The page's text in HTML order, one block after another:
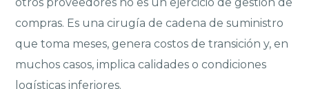
compras. Es una cirugía de cadena de suministro
que toma meses, genera costos de transición y, en
muchos casos, implica calidades o condiciones
logísticas inferiores.